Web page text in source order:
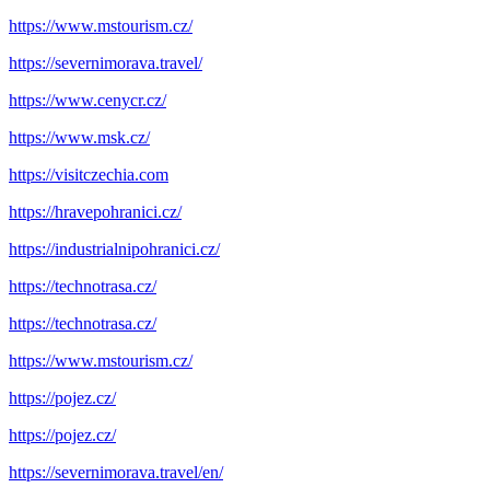
https://www.mstourism.cz/
https://severnimorava.travel/
https://www.cenycr.cz/
https://www.msk.cz/
https://visitczechia.com
https://hravepohranici.cz/
https://industrialnipohranici.cz/
https://technotrasa.cz/
https://technotrasa.cz/
https://www.mstourism.cz/
https://pojez.cz/
https://pojez.cz/
https://severnimorava.travel/en/